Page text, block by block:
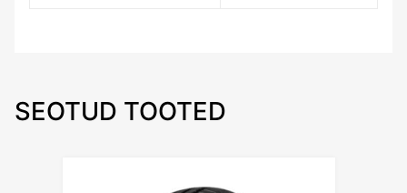
SEOTUD TOOTED